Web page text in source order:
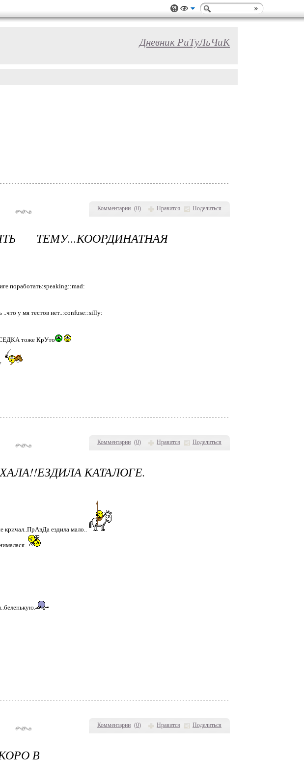
Дневник РиТуЛьЧиК
Комментарии (0) Нравится Поделиться
Комментарии (0) Нравится Поделиться
поработать:speaking::mad:
у мя тестов нет..:confuse::silly:
тоже КрУто
Комментарии (0) Нравится Поделиться
КАТАЛОГЕ.
кричал..ПрАвДа ездила мало..
В